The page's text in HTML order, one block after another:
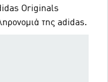
Originals
της adidas.